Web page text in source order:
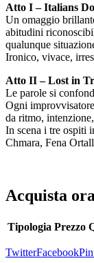
Atto I – Italians
Un omaggio
abitudini
qualunque
Ironico, vivace,
Atto II – Lost in
Le parole si
Ogni
da ritmo,
In scena i tre ospiti
Chmara, Fena
Acquista ora
Tipologia Prezzo
TwitterFacebook